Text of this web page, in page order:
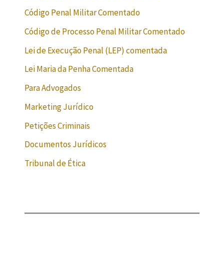
Código Penal Militar Comentado
Código de Processo Penal Militar Comentado
Lei de Execução Penal (LEP) comentada
Lei Maria da Penha Comentada
Para Advogados
Marketing Jurídico
Petições Criminais
Documentos Jurídicos
Tribunal de Ética